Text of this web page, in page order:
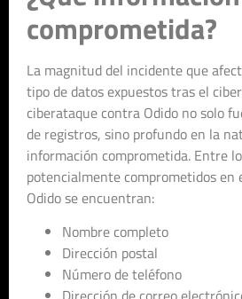
comprometida?
La magnitud del incidente que
tipo de datos expuestos tras el
ciberataque contra Odido no solo
de registros, sino profundo en la
información comprometida. Entre
potencialmente comprometidos en
Odido se encuentran:
Nombre completo
Dirección postal
Número de teléfono